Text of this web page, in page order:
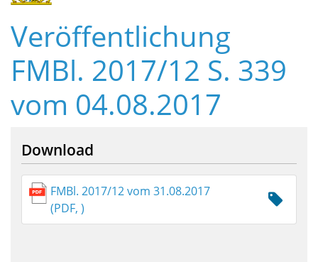
Veröffentlichung
FMBl. 2017/12 S. 339
vom 04.08.2017
Download
FMBl. 2017/12 vom 31.08.2017
(PDF, )